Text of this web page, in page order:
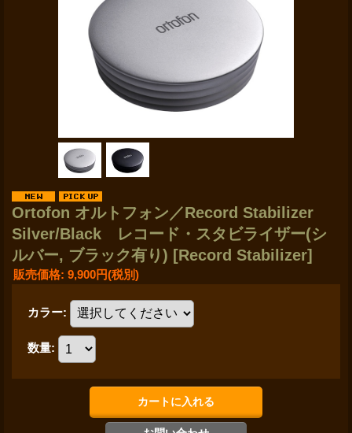
Ortofon オルトフォン／Record Stabilizer
Silver/Black レコード・スタビライザー(シ
ルバー, ブラック有り) [Record Stabilizer]
販売価格: 9,900円(税別)
カラー:
数量: